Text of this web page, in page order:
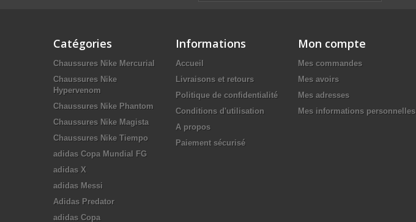
Catégories
Chaussures Nike Mercurial
Chaussures Nike
Hypervenom
Chaussures Nike Phantom
Chaussures Nike Magista
Chaussures Nike Tiempo
adidas Copa Mundial FG
adidas X
adidas Messi
Adidas Predator
adidas Copa
Informations
Accueil
Livraisons et retours
Politique de confidentialité
Conditions d'utilisation
A propos
Paiement sécurisé
Mon compte
Mes commandes
Mes avoirs
Mes adresses
Mes informations personnelles